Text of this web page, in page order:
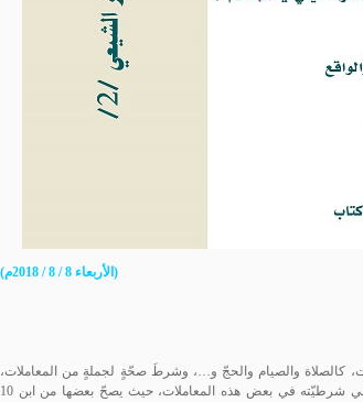
(الأربعاء 8 / 8 / 2018م)
كالصلاة والصيام والحجّ و…، وشرطَ صحّةٍ لجملةٍ من المعاملات،
كالبيع والشراء، والطلاق، والذَّبْح، والوصيّة، و…، على اختلافٍ في شرطيّته في بعض هذه المعاملات، حيث يصحّ بعضها من ابن 10